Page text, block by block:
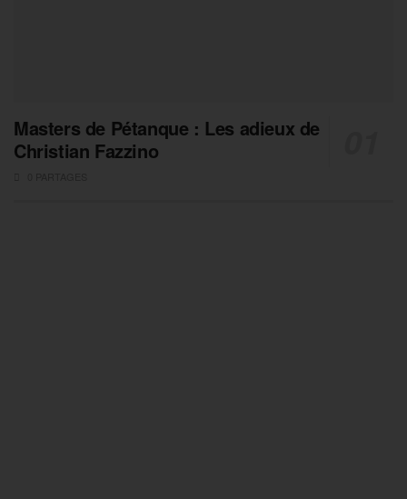
Masters de Pétanque : Les adieux de
Christian Fazzino